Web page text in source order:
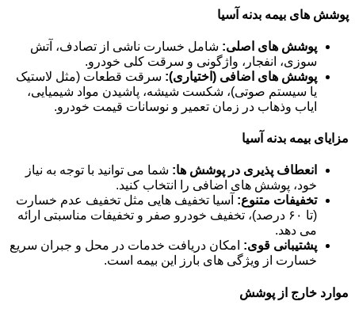
پوشش های بیمه بدنه آسیا
پوشش های اصلی: شامل خسارت ناشی از تصادف، آتش
سوزی، انفجار، واژگونی و سرقت کلی خودرو.
پوشش های اضافی (اختیاری): سرقت قطعات (مثل لاستیک
یا سیستم صوتی)، شکست شیشه، پاشیدن مواد شیمیایی،
ایاب وذهاب در زمان تعمیر و نوسانات قیمت خودرو.
مزایای بیمه بدنه آسیا
انعطاف پذیری در پوشش ها: شما می توانید با توجه به نیاز
خود، پوشش های اضافی را انتخاب کنید.
تخفیفات متنوع: آسیا تخفیف هایی مثل تخفیف عدم خسارت
(تا ۶۰ درصد)، تخفیف خودرو صفر و تخفیفات مناسبتی ارائه
می دهد.
پشتیبانی قوی: امکان دریافت خدمات در محل و جبران سریع
خسارت از ویژگی های بارز این بیمه است.
موارد خارج از پوشش